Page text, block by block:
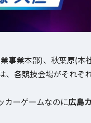
事業本部)、秋葉原(本
、各競技会場がそれぞ
カーゲームなのに広島